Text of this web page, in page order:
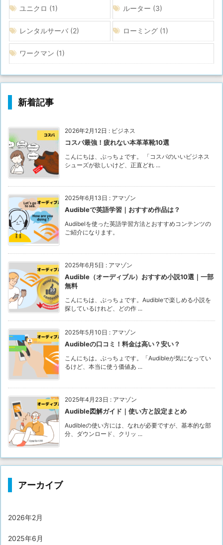
ユニクロ (1) ルーター (3)
レンタルサーバ (2) ローミング (1)
ワークマン (1)
新着記事
2026年2月12日 : ビジネス
コスパ最強！疲れない本革革靴10選
こんにちは、ぶっちょです。 「コスパのいいビジネス
シューズが欲しいけど、正直どれ ...
2025年6月13日 : アマゾン
Audibleで英語学習｜おすすめ作品は？
Audibelを使った英語学習方法とおすすめコンテンツの
ご紹介になります。
2025年6月5日 : アマゾン
Audible（オーディブル）おすすめ小説10選｜一部
無料
こんにちは、ぶっちょです。Audibleで楽しめる小説を
探しているけれど、どの作 ...
2025年5月10日 : アマゾン
Audibleの口コミ！料金は高い？安い？
こんにちは。ぶっちょです。「Audibleが気になってい
るけど、本当に使う価値あ ...
2025年4月23日 : アマゾン
Audible図解ガイド｜使い方と設定まとめ
Audibleの使い方には、なれが必要ですが、基本的な部
分、ダウンロード、クリッ ...
アーカイブ
2026年2月
2025年6月